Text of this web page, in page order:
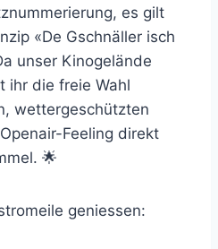
es gilt
«De Gschnäller isch
unser Kinogelände
ihr die freie Wahl
wettergeschützten
Feeling direkt
🌟
geniessen: